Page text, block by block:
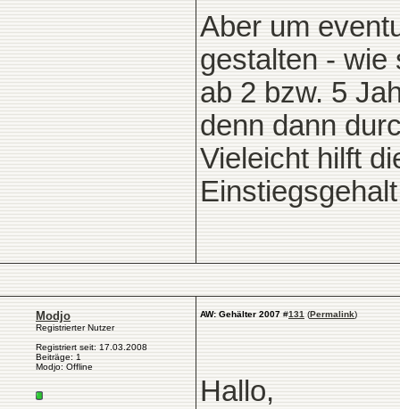
Aber um
gestalten - wie
ab 2 bzw. 5
denn dann
Vieleicht hilft
Modjo
Registrierter Nutzer
Registriert seit: 17.03.2008
Beiträge: 1
Modjo: Offline
AW: Gehälter 2007 #131 (Permalink)
Hallo,